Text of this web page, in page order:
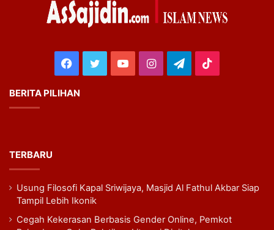
Facebook
TwitterYouTubeInstagram
Telegram
BERITA PILIHAN
TERBARU
Usung Filosofi Kapal Sriwijaya, Masjid Al Fathul Akbar Siap
Tampil Lebih Ikonik
Cegah Kekerasan Berbasis Gender Online, Pemkot